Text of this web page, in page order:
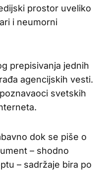
prostor uveliko
i neumorni
prepisivanja jednih
agencijskih vesti.
svetskih
dok se piše o
– shodno
– sadržaje bira po